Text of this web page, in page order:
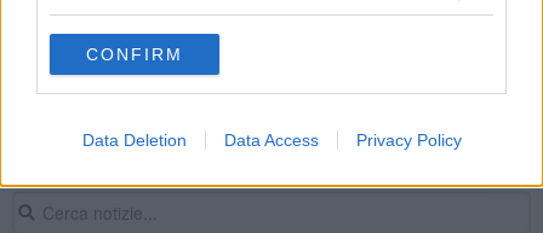
CONFIRM
Data Deletion Data Access Privacy Policy
Cinghiali, ecco la mappa delle strade a rischio
Capriolo sulla strada provoca incidente, un ferito